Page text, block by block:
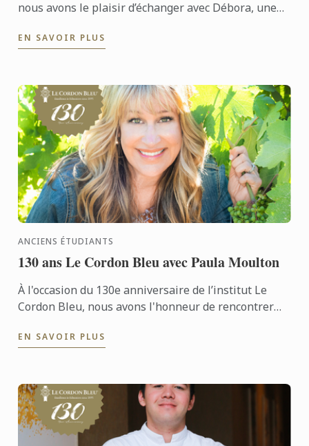
nous avons le plaisir d’échanger avec Débora, une
EN SAVOIR PLUS
ANCIENS ÉTUDIANTS
130 ans Le Cordon Bleu avec Paula Moulton
À l'occasion du 130e anniversaire de l’institut Le
Cordon Bleu, nous avons l'honneur de rencontrer
& ...
EN SAVOIR PLUS